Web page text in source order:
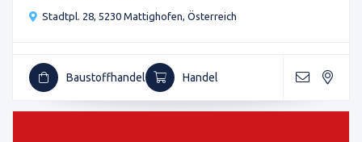
Stadtpl. 28, 5230 Mattighofen, Österreich
Baustoffhandel Handel